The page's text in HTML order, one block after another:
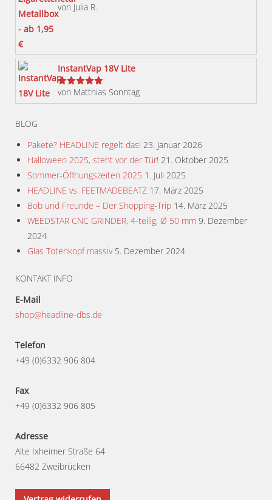
werden
Bewertet
mit
von Julia R.
InstantVap 18V Lite
Bewertet
von Matthias Sonntag
BLOG
Pakete? HEADLINE regelt das! 23. Januar 2026
Halloween 2025, steht vor der Tür! 21. Oktober 2025
Sommer-Öffnungszeiten 2025 1. Juli 2025
HEADLINE vs. FEETMADEBEATZ 17. März 2025
Bob und Freunde – Der Shopping-Trip 14. März 2025
WEEDSTAR CNC GRINDER, 4-teilig, Ø 50 mm 9. Dezember
2024
Glas Totenkopf massiv 5. Dezember 2024
KONTAKT INFO
E-Mail
shop@headline-dbs.de
Telefon
+49 (0)6332 906 804
Fax
+49 (0)6332 906 805
Adresse
Alte Ixheimer Straße 64
66482 Zweibrücken